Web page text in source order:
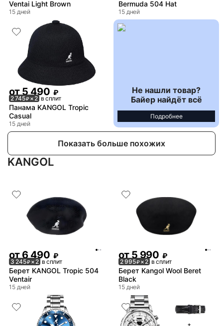
Ventai Light Brown
15 дней
Bermuda 504 Hat
15 дней
от5 490 ₽
2 745₽× 2 в сплит
Панама KANGOL Tropic
Casual
15 дней
Не нашли товар?
Байер найдёт всё
Подробнее
Показать больше похожих
KANGOL
от6 490 ₽
3 245₽× 2 в сплит
Берет KANGOL Tropic 504
Ventair
15 дней
от5 990 ₽
2 995₽× 2 в сплит
Берет Kangol Wool Beret
Black
15 дней